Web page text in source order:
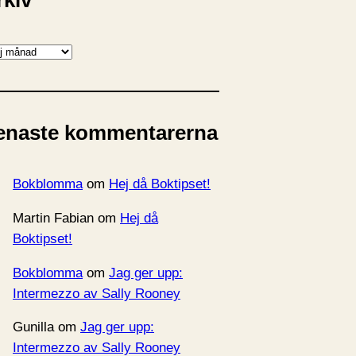
kommentarerna
Bokblommaom Hej då Boktipset!
Martin Fabian om Hej då
Boktipset!
Bokblomma om Jag ger upp:
Intermezzo av Sally Rooney
Gunillaom Jag ger upp:
Intermezzo av Sally Rooney